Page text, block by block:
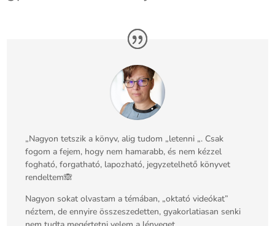
„Nagyon tetszik a könyv, alig tudom „letenni „. Csak
fogom a fejem, hogy nem hamarabb, és nem kézzel
fogható, forgatható, lapozható, jegyzetelhető könyvet
rendeltem🙈
Nagyon sokat olvastam a témában, „oktató videókat”
néztem, de ennyire összeszedetten, gyakorlatiasan senki